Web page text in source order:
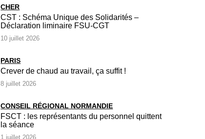
CHER
CST : Schéma Unique des Solidarités –
Déclaration liminaire FSU-CGT
10 juillet 2026
PARIS
Crever de chaud au travail, ça suffit !
8 juillet 2026
CONSEIL RÉGIONAL NORMANDIE
FSCT : les représentants du personnel quittent
la séance
1 juillet 2026